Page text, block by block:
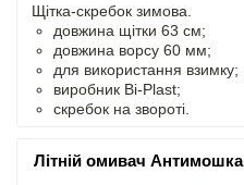
Щітка-скребок зимова.
довжина щітки 63 см;
довжина ворсу 60 мм;
для використання взимку;
виробник Bi-Plast;
скребок на звороті.
Літній омивач Антимошка